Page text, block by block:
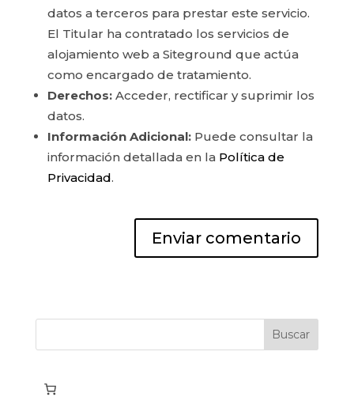
datos a terceros para prestar este servicio.
El Titular ha contratado los servicios de
alojamiento web a Siteground que actúa
como encargado de tratamiento.
Derechos:Acceder, rectificar y suprimir los
datos.
Información Adicional:Puede consultar la
información detallada en la Política de
Privacidad.